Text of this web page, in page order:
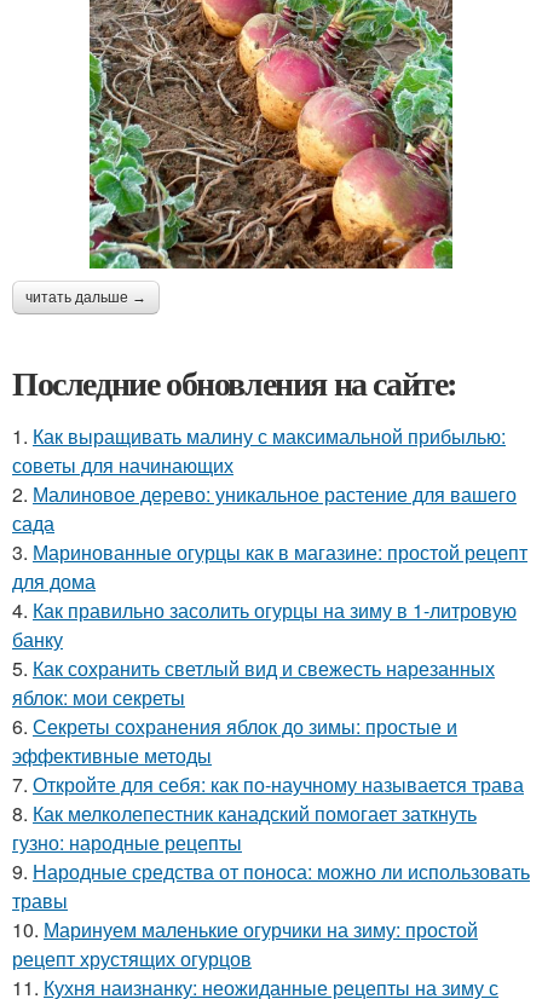
читать дальше →
Последние обновления на сайте:
1. Как выращивать малину с максимальной прибылью:
советы для начинающих
2. Малиновое дерево: уникальное растение для вашего
сада
3. Маринованные огурцы как в магазине: простой рецепт
для дома
4. Как правильно засолить огурцы на зиму в 1-литровую
банку
5. Как сохранить светлый вид и свежесть нарезанных
яблок: мои секреты
6. Секреты сохранения яблок до зимы: простые и
эффективные методы
7. Откройте для себя: как по-научному называется трава
8. Как мелколепестник канадский помогает заткнуть
гузно: народные рецепты
9. Народные средства от поноса: можно ли использовать
травы
10. Маринуем маленькие огурчики на зиму: простой
рецепт хрустящих огурцов
11. Кухня наизнанку: неожиданные рецепты на зиму с